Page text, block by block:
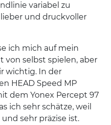
variabel zu
und druckvoller
ich mich auf mein
von selbst spielen, aber
wichtig. In der
HEAD Speed MP
dem Yonex Percept 97
ich sehr schätze, weil
sehr präzise ist.